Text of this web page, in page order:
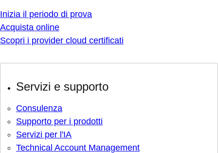
Inizia il periodo di prova
Acquista online
Scopri i provider cloud certificati
Servizi e supporto
Consulenza
Supporto per i prodotti
Servizi per l'IA
Technical Account Management